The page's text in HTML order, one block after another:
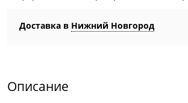
Доставка в Нижний Новгород
Описание